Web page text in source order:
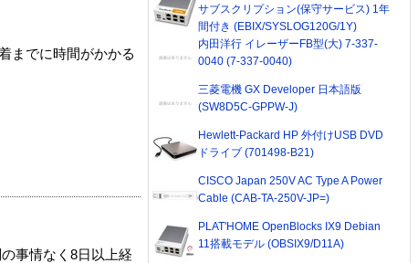
までに時間がかかる
事情なく8日以上経
サブスクリプション(保守サービス) 1年
間付き (EBIX/SYSLOG120G/1Y)
内田洋行 イレーザーFB型(大) 7-337-
0040 (7-337-0040)
三菱電機 GX Developer 日本語版
(SW8D5C-GPPW-J)
Hewlett-Packard HP 外付けUSB DVD
ドライブ (701498-B21)
CISCO Japan 250V AC Type A Power
Cable (CAB-TA-250V-JP=)
PLAT'HOME OpenBlocks IX9 Debian
11搭載モデル (OBSIX9/D11A)